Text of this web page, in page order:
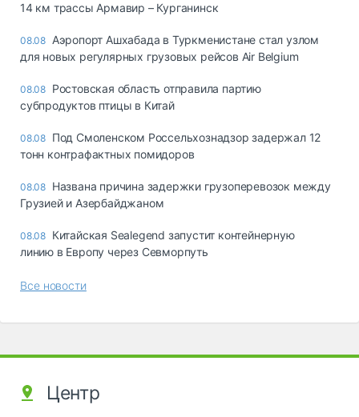
14 км трассы Армавир – Курганинск
08.08 Аэропорт Ашхабада в Туркменистане стал узлом
для новых регулярных грузовых рейсов Air Belgium
08.08 Ростовская область отправила партию
субпродуктов птицы в Китай
08.08 Под Смоленском Россельхознадзор задержал 12
тонн контрафактных помидоров
08.08 Названа причина задержки грузоперевозок между
Грузией и Азербайджаном
08.08 Китайская Sealegend запустит контейнерную
линию в Европу через Севморпуть
Все новости
Центр